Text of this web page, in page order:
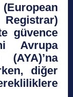
güvence
Avrupa
(AYA)’na
diğer